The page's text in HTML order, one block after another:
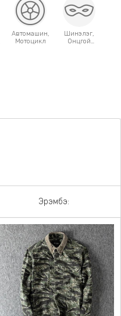
Автомашин,
Мотоцикл
Шинэлэг,
Онцгой
Эрэмбэ: